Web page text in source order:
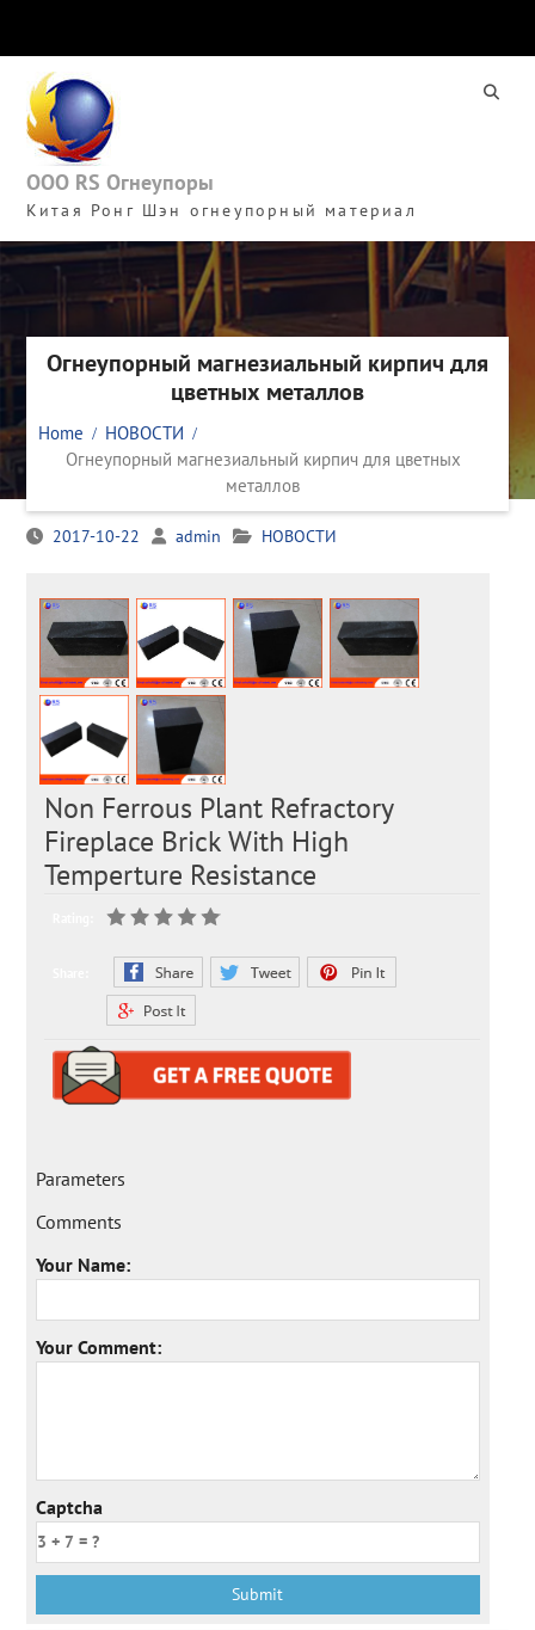
content
ООО RS Огнеупоры
Китая Ронг Шэн огнеупорный материал
Огнеупорный магнезиальный кирпич для
цветных металлов
Home
НОВОСТИ
Огнеупорный магнезиальный кирпич для цветных
металлов
2017-10-22 admin НОВОСТИ
Non Ferrous Plant Refractory
Fireplace Brick With High
Temperture Resistance
Parameters
Comments
Your Name:
Your Comment:
Captcha